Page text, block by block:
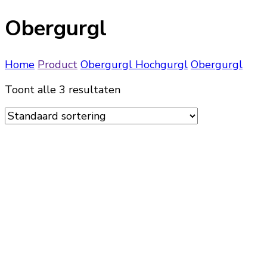
Obergurgl
Home Product Obergurgl Hochgurgl Obergurgl
Toont alle 3 resultaten